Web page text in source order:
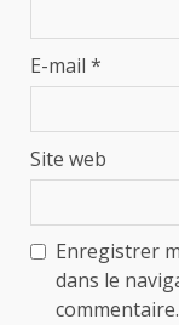
E-mail *
Site web
Enregistrer
dans le
commentaire.